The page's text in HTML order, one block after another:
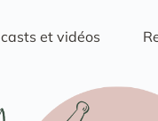
et vidéos